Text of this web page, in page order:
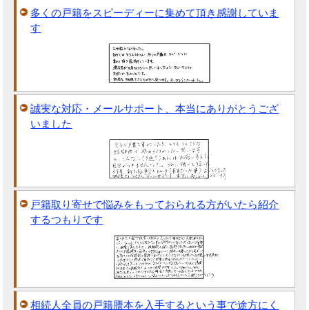
多くの戸籍をスピーディーに集めて頂き感謝していま
す
誠実な対応・メールサポート、本当にありがとうござ
いました
戸籍取り寄せで悩みをもっておられる方がいたら紹介
するつもりです
相続人全員の戸籍謄本を入手するという事で途方にく